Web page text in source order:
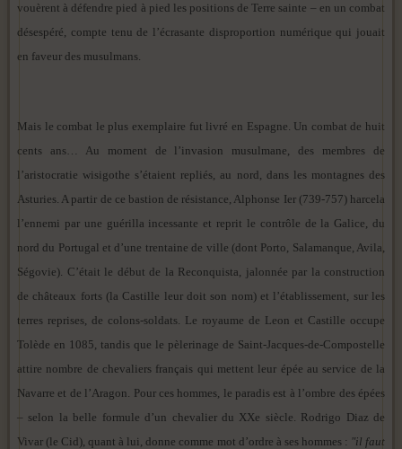
vouèrent à défendre pied à pied les positions de Terre sainte – en un combat
désespéré, compte tenu de l’écrasante disproportion numérique qui jouait
en faveur des musulmans.
Mais le combat le plus exemplaire fut livré en Espagne. Un combat de huit
cents ans… Au moment de l’invasion musulmane, des membres de
l’aristocratie wisigothe s’étaient repliés, au nord, dans les montagnes des
Asturies. A partir de ce bastion de résistance, Alphonse Ier (739-757) harcela
l’ennemi par une guérilla incessante et reprit le contrôle de la Galice, du
nord du Portugal et d’une trentaine de ville (dont Porto, Salamanque, Avila,
Ségovie). C’était le début de la Reconquista, jalonnée par la construction
de châteaux forts (la Castille leur doit son nom) et l’établissement, sur les
terres reprises, de colons-soldats. Le royaume de Leon et Castille occupe
Tolède en 1085, tandis que le pèlerinage de Saint-Jacques-de-Compostelle
attire nombre de chevaliers français qui mettent leur épée au service de la
Navarre et de l’Aragon. Pour ces hommes, le paradis est à l’ombre des épées
– selon la belle formule d’un chevalier du XXe siècle. Rodrigo Diaz de
Vivar (le Cid), quant à lui, donne comme mot d’ordre à ses hommes : "il faut